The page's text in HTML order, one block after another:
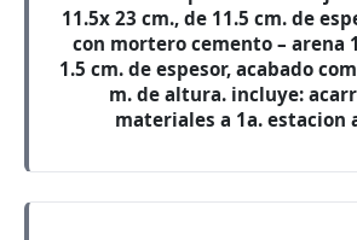
11.5x 23 cm., de 11.5 cm. de
con mortero cemento – arena
1.5 cm. de espesor, acabado
m. de altura. incluye:
materiales a 1a. estacion